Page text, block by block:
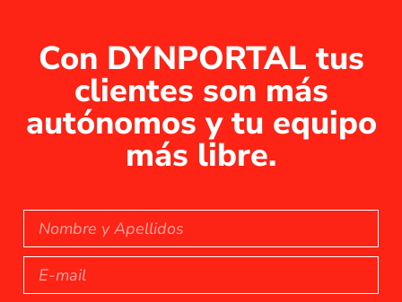
Con DYNPORTAL tus
clientes son más
autónomos y tu equipo
más libre.